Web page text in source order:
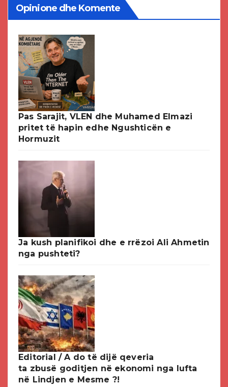
Opinione dhe Komente
Pas Sarajit, VLEN dhe Muhamed Elmazi
pritet të hapin edhe Ngushticën e
Hormuzit
Ja kush planifikoi dhe e rrëzoi Ali Ahmetin
nga pushteti?
Editorial / A do të dijë qeveria
ta zbusë goditjen në ekonomi nga lufta
në Lindjen e Mesme ?!